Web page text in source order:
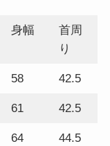
身幅
首周
り
58 42.5
61 42.5
64 44.5